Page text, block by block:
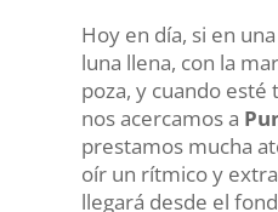
Hoy en día, si en
luna llena, con la
poza, y cuando esté
nos acercamos a
prestamos mucha
oír un rítmico y
llegará desde el